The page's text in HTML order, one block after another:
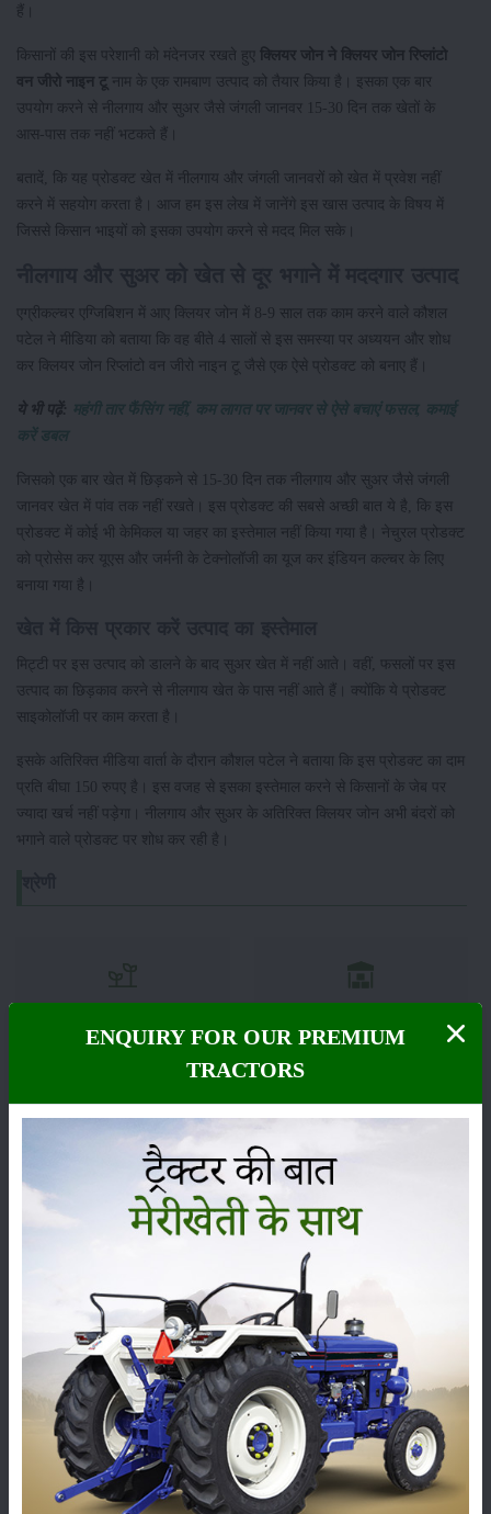
हैं।
किसानों की इस परेशानी को मंदेनजर रखते हुए क्लियर जोन ने क्लियर जोन रिप्लांटो
वन जीरो नाइन टू नाम के एक रामबाण उत्पाद को तैयार किया है। इसका एक बार
उपयोग करने से नीलगाय और सुअर जैसे जंगली जानवर 15-30 दिन तक खेतों के
आस-पास तक नहीं भटकते हैं।
बतादें, कि यह प्रोडक्ट खेत में नीलगाय और जंगली जानवरों को खेत में प्रवेश नहीं
करने में सहयोग करता है। आज हम इस लेख में जानेंगे इस खास उत्पाद के विषय में
जिससे किसान भाइयों को इसका उपयोग करने से मदद मिल सके।
एग्रीकल्चर एग्जिबिशन में आए क्लियर जोन में 8-9 साल तक काम करने वाले कौशल
पटेल ने मीडिया को बताया कि वह बीते 4 सालों से इस समस्या पर अध्ययन और शोध
कर क्लियर जोन रिप्लांटो वन जीरो नाइन टू जैसे एक ऐसे प्रोडक्ट को बनाए हैं।
ये भी पढ़ें: महंगी तार फैंसिंग नहीं, कम लागत पर जानवर से ऐसे बचाएं फसल, कमाई
करें डबल
जिसको एक बार खेत में छिड़कने से 15-30 दिन तक नीलगाय और सुअर जैसे जंगली
जानवर खेत में पांव तक नहीं रखते। इस प्रोडक्ट की सबसे अच्छी बात ये है, कि इस
प्रोडक्ट में कोई भी केमिकल या जहर का इस्तेमाल नहीं किया गया है। नेचुरल प्रोडक्ट
को प्रोसेस कर यूएस और जर्मनी के टेक्नोलॉजी का यूज कर इंडियन कल्चर के लिए
बनाया गया है।
मिट्टी पर इस उत्पाद को डालने के बाद सुअर खेत में नहीं आते। वहीं, फसलों पर इस
उत्पाद का छिड़काव करने से नीलगाय खेत के पास नहीं आते हैं। क्योंकि ये प्रोडक्ट
साइकोलॉजी पर काम करता है।
इसके अतिरिक्त मीडिया वार्ता के दौरान कौशल पटेल ने बताया कि इस प्रोडक्ट का दाम
प्रति बीघा 150 रुपए है। इस वजह से इसका इस्तेमाल करने से किसानों के जेब पर
ज्यादा खर्च नहीं पड़ेगा। नीलगाय और सुअर के अतिरिक्त क्लियर जोन अभी बंदरों को
भगाने वाले प्रोडक्ट पर शोध कर रही है।
कीटनाशक
सम्पादकीय अन्य
लाड़ली बहना योजना की 36वीं किस्त जारी, करोड़ों महिलाओं के
खातों में पहुंचे 1500 रुपये
ENQUIRY FOR OUR PREMIUM
TRACTORS